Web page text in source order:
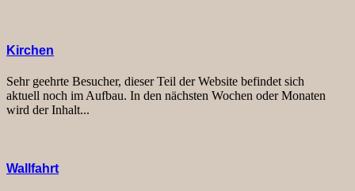
Kirchen
Sehr geehrte Besucher, dieser Teil der Website befindet sich
aktuell noch im Aufbau. In den nächsten Wochen oder Monaten
wird der Inhalt...
Wallfahrt